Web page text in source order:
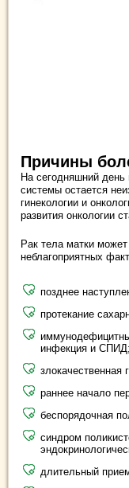
Причины
На сегодняшний день
системы остается
гинекологии и
развития онкологии
Рак тела матки
неблагоприятных
позднее
протекание
инфекция и СПИД;
злокачественная
раннее начало
беспорядочная
синдром
длительный